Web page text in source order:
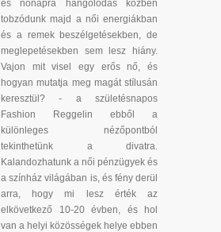
és nőnapra hangolódás közben
tobzódunk majd a női energiákban
és a remek beszélgetésekben, de
meglepetésekben sem lesz hiány.
Vajon mit visel egy erős nő, és
hogyan mutatja meg magát stílusán
keresztül? - a születésnapos
Fashion Reggelin ebből a
különleges nézőpontból
tekinthetünk a divatra.
Kalandozhatunk a női pénzügyek és
a színház világában is, és fény derül
arra, hogy mi lesz érték az
elkövetkező 10-20 évben, és hol
van a helyi közösségek helye ebben